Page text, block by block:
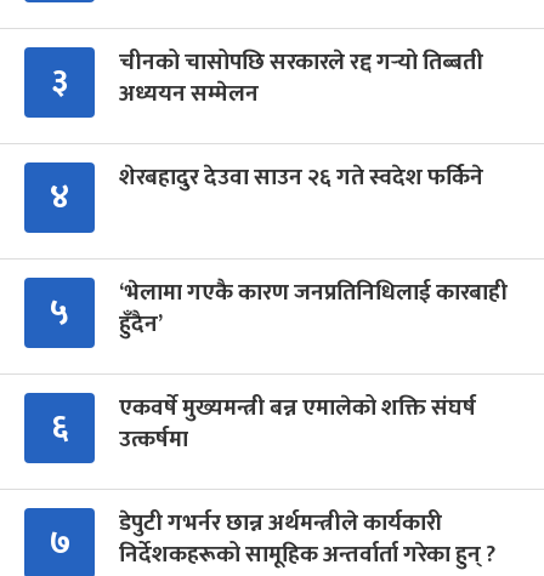
३
चीनको चासोपछि सरकारले रद्द गर्‍यो तिब्बती
अध्ययन सम्मेलन
४ शेरबहादुर देउवा साउन २६ गते स्वदेश फर्किने
५
‘भेलामा गएकै कारण जनप्रतिनिधिलाई कारबाही
हुँदैन’
६
एकवर्षे मुख्यमन्त्री बन्न एमालेको शक्ति संघर्ष
उत्कर्षमा
७
डेपुटी गभर्नर छान्न अर्थमन्त्रीले कार्यकारी
निर्देशकहरूको सामूहिक अन्तर्वार्ता गरेका हुन् ?